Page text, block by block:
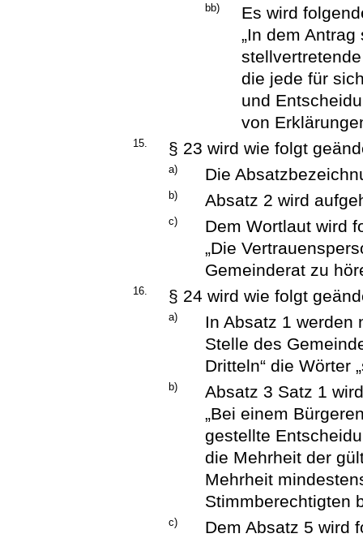
bb)
Es wird
„In dem
die jede für
und
von
15. § 23 wird wie folgt
a) Die
b) Absatz 2 wird
c)
Dem Wortlaut wird
„Die
Gemeinderat zu
16. § 24 wird wie folgt
a)
In Absatz 1 werden
Stelle des
Dritteln“ die Wörter
b)
Absatz 3 Satz 1
„Bei einem
gestellte
die Mehrheit der
Mehrheit
Stimmberechtigten
c)
Dem Absatz 5 wird